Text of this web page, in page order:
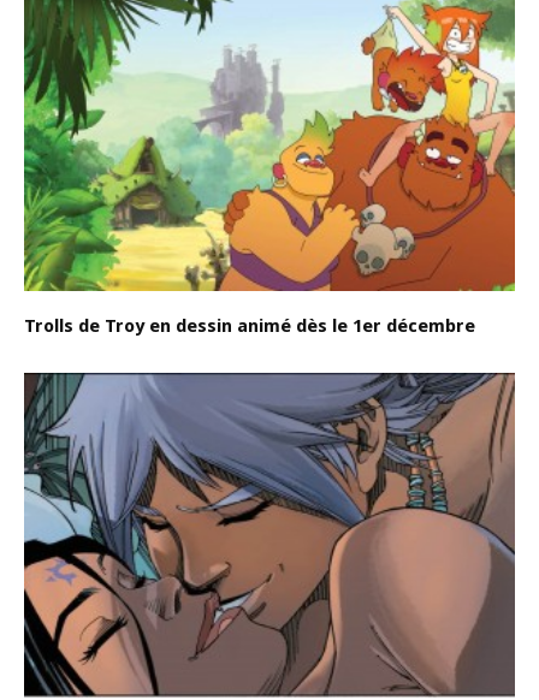
Trolls de Troy en dessin animé dès le 1er décembre